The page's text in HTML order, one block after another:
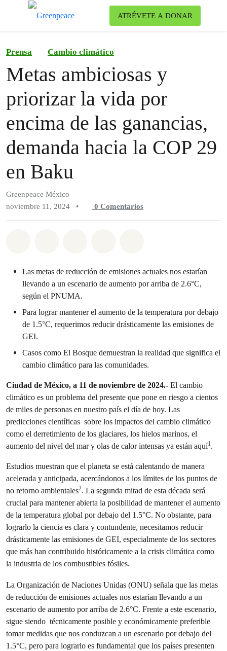
ATRÉVETE A DONAR
Prensa Cambio climático
Metas ambiciosas y
priorizar la vida por
encima de las ganancias,
demanda hacia la COP 29
en Baku
Greenpeace México
noviembre 11, 2024
• 0 Comentarios
Las metas de reducción de emisiones actuales nos estarían
llevando a un escenario de aumento por arriba de 2.6°C,
según el PNUMA.
Para lograr mantener el aumento de la temperatura por debajo
de 1.5°C, requerimos reducir drásticamente las emisiones de
GEI.
Casos como El Bosque demuestran la realidad que significa el
cambio climático para las comunidades.
Ciudad de México, a 11 de noviembre de 2024.- El cambio
climático es un problema del presente que pone en riesgo a cientos
de miles de personas en nuestro país el día de hoy. Las
predicciones científicas sobre los impactos del cambio climático
como el derretimiento de los glaciares, los hielos marinos, el
aumento del nivel del mar y olas de calor intensas ya están aquí1.
Estudios muestran que el planeta se está calentando de manera
acelerada y anticipada, acercándonos a los límites de los puntos de
no retorno ambientales2. La segunda mitad de esta década será
crucial para mantener abierta la posibilidad de mantener el aumento
de la temperatura global por debajo del 1.5°C. No obstante, para
lograrlo la ciencia es clara y contundente, necesitamos reducir
drásticamente las emisiones de GEI, especialmente de los sectores
que más han contribuido históricamente a la crisis climática como
la industria de los combustibles fósiles.
La Organización de Naciones Unidas (ONU) señala que las metas
de reducción de emisiones actuales nos estarían llevando a un
escenario de aumento por arriba de 2.6°C. Frente a este escenario,
sigue siendo técnicamente posible y económicamente preferible
tomar medidas que nos conduzcan a un escenario por debajo del
1.5°C, pero para lograrlo es fundamental que los países presenten